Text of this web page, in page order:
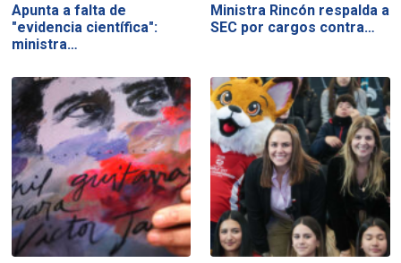
Apunta a falta de
"evidencia científica":
ministra…
Ministra Rincón respalda a
SEC por cargos contra…